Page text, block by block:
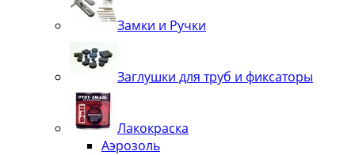
Замки и Ручки
Заглушки для труб и фиксаторы
Лакокраска
Аэрозоль